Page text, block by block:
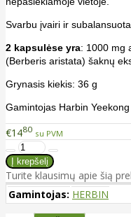
Svarbu įvairi ir
2 kapsulėse yra: 1000 mg
(Berberis aristata) šaknų
Grynasis kiekis: 36 g
Gamintojas Harbin
€1480 su PVM
Turite klausimų apie šią
Gamintojas: HERBIN